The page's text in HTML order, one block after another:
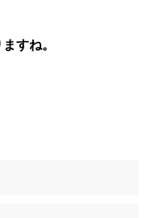
すね。